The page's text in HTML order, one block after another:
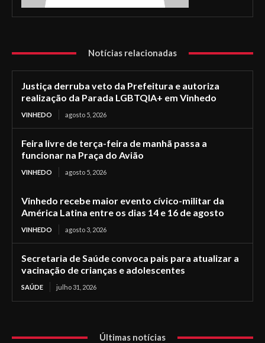
Notícias relacionadas
Justiça derruba veto da Prefeitura e autoriza
realização da Parada LGBTQIA+ em Vinhedo
VINHEDO agosto 5, 2026
Feira livre de terça-feira de manhã passa a
funcionar na Praça do Avião
VINHEDO agosto 5, 2026
Vinhedo recebe maior evento cívico-militar da
América Latina entre os dias 14 e 16 de agosto
VINHEDO agosto 3, 2026
Secretaria de Saúde convoca pais para atualizar a
vacinação de crianças e adolescentes
SAÚDE julho 31, 2026
Últimas notícias